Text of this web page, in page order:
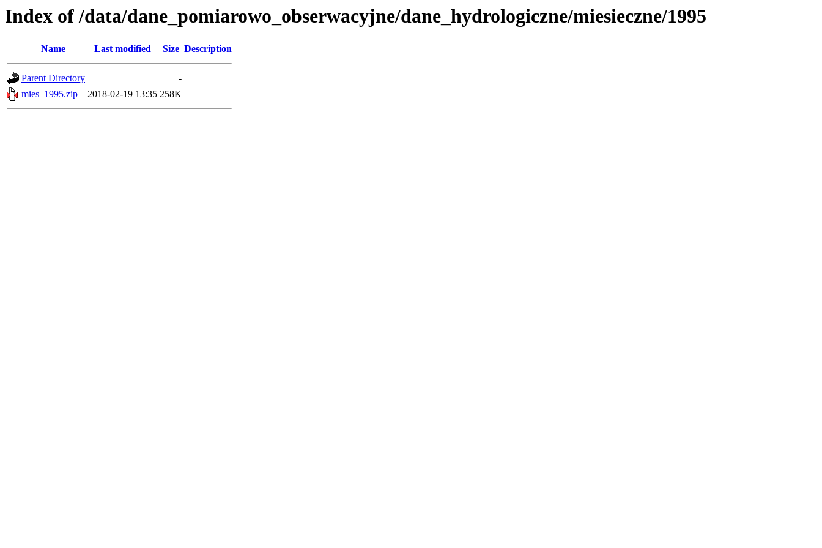
Index of /data/dane_pomiarowo_obserwacyjne/dane_hydrologiczne/miesieczne/1995
Name Last modified Size Description
Parent Directory
-
mies_1995.zip
2018-02-19 13:35 258K